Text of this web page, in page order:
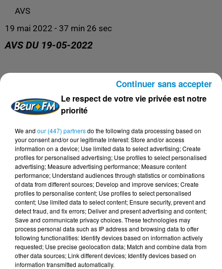
AVS
19 mai 2022 - 37 min 26 sec
AVS DU 19-05-2022
Le meilleur de la santé, de l'éducation et du bien être !
DERNIERS PODCASTS
24 juillet 2026
Les Zinformés - 24/07/26
Le respect de votre vie privée est notre
priorité
We and our (447) partnersdo the following data processing based on
your consent and/or our legitimate interest: Store and/or access
information on a device; Use limited data to select advertising; Create
profiles for personalised advertising; Use profiles to select personalised
advertising; Measure advertising performance; Measure content
performance; Understand audiences through statistics or combinations
of data from different sources; Develop and improve services; Create
profiles to personalise content; Use profiles to select personalised
content; Use limited data to select content; Ensure security, prevent and
detect fraud, and fix errors; Deliver and present advertising and content;
Save and communicate privacy choices. These technologies may
process personal data such as IP address and browsing data to offer
following functionalities: Identify devices based on information actively
requested; Use precise geolocation data; Match and combine data from
other data sources; Link different devices; Identify devices based on
information transmitted automatically.
Continuer sans accepter